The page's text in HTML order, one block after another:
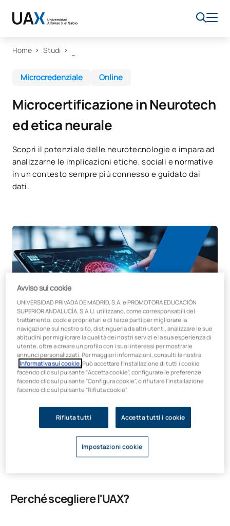
Home Studi
Microcredenziale Online
Microcertificazione in Neurotech
ed etica neurale
Scopri il potenziale delle neurotecnologie e impara ad
analizzarne le implicazioni etiche, sociali e normative
in un contesto sempre più connesso e guidato dai
dati.
Durata Crediti
50 ore / 2 ECTS
Faculty
Affari e tecnologia
Perché scegliere l'UAX?
Avviso sui cookie
UNIVERSIDAD PRIVADA DE MADRID, S.A. e PROMOTORA EDUCACIÓN
SUPERIOR ANDALUCÍA, S.A.U. utilizzano, come corresponsabili del
trattamento, cookie proprietari e di terze parti per migliorare la
navigazione sul nostro sito, distinguerla da altri utenti, analizzare le sue
abitudini per migliorare la qualità dei nostri servizi e la sua esperienza di
utente, oltre a creare un profilo con i suoi interessi per mostrarle
annunci personalizzati. Per maggiori informazioni, consulti la nostra
Informativa sui cookie.Può accettare l'installazione di tutti i cookie
facendo clic sul pulsante "Accetta cookie", configurare le preferenze
facendo clic sul pulsante "Configura cookie", o rifiutare l'installazione
facendo clic sul pulsante "Rifiuta cookie".
Rifiuta tutti Accetta tutti i cookie
Impostazioni cookie